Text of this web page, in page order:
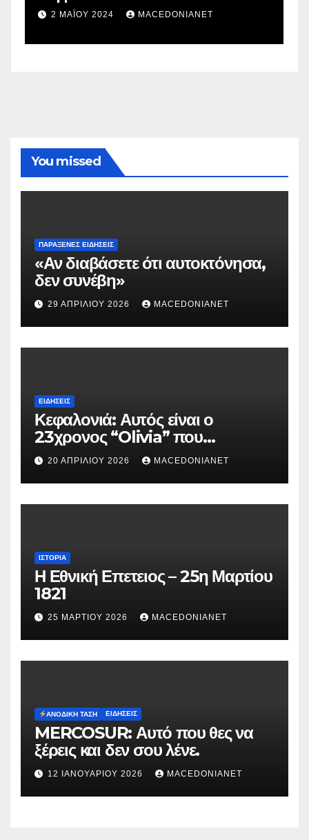
2 ΜΑΪ́ΟΥ 2024 MACEDONIANET
You missed
ΠΑΡΆΞΕΝΕΣ ΕΙΔΉΣΕΙΣ
«Αν διαβάσετε ότι αυτοκτόνησα,
δεν συνέβη»
29 ΑΠΡΙΛΊΟΥ 2026 MACEDONIANET
ΕΙΔΉΣΕΙΣ
Κεφαλονιά: Αυτός είναι ο
23χρονος “Olivia” που
κατηγορείται για τον θάνατο της
Μυρτούς
20 ΑΠΡΙΛΊΟΥ 2026 MACEDONIANET
ΙΣΤΟΡΊΑ
Η Εθνική Επετειος – 25η Μαρτίου
1821
25 ΜΑΡΤΊΟΥ 2026 MACEDONIANET
ΑΝΟΔΙΚΉ ΤΆΣΗ ΕΙΔΉΣΕΙΣ
MERCOSUR: Αυτό που θες να
ξέρεις και δεν σου λένε.
12 ΙΑΝΟΥΑΡΊΟΥ 2026 MACEDONIANET